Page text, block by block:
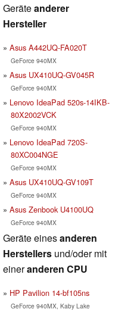
Geräteanderer
Hersteller
Asus A442UQ-FA020T
GeForce 940MX
Asus UX410UQ-GV045R
GeForce 940MX
Lenovo IdeaPad 520s-14IKB-
80X2002VCK
GeForce 940MX
Lenovo IdeaPad 720S-
80XC004NGE
GeForce 940MX
Asus UX410UQ-GV109T
GeForce 940MX
Asus Zenbook U4100UQ
GeForce 940MX
Geräte einesanderen
Herstellers und/oder mit
eineranderen CPU
HP Pavilion 14-bf105ns
GeForce 940MX, Kaby Lake